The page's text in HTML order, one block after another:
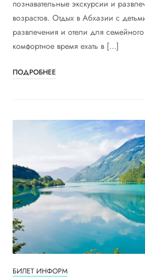
познавательные экскурсии и
возрастов. Отдых в Абхазии с
развлечения и отели для
комфортное время ехать в […]
ПОДРОБНЕЕ
БИЛЕТ ИНФОРМ